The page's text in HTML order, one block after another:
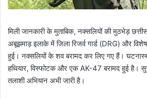
मिली जानकारी के मुताबिक, नक्सलियों की मुठभेड़
अबूझमाड़ इलाके में जिला रिजर्व गार्ड (DRG) और
हुई। नक्सलियों के शव बरामद कर लिए गए हैं।
हथियार, विस्फोटक और एक AK-47 बरामद हुई है।
तलाशी अभियान अभी जारी है।